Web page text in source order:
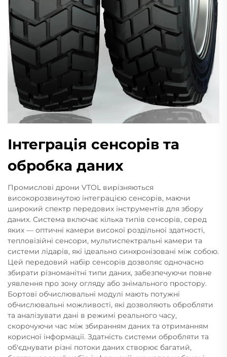
Інтеграція сенсорів та
обробка даних
Промислові дрони VTOL вирізняються
високорозвинутою інтеграцією сенсорів, маючи
широкий спектр передових інструментів для збору
даних. Система включає кілька типів сенсорів, серед
яких — оптичні камери високої роздільної здатності,
тепловізійні сенсори, мультиспектральні камери та
системи лідарів, які ідеально синхронізовані між собою.
Цей передовий набір сенсорів дозволяє одночасно
збирати різноманітні типи даних, забезпечуючи повне
уявлення про зону огляду або знімального простору.
Бортові обчислювальні модулі мають потужні
обчислювальні можливості, які дозволяють обробляти
та аналізувати дані в режимі реального часу,
скорочуючи час між збиранням даних та отриманням
корисної інформації. Здатність системи обробляти та
об'єднувати різні потоки даних створює багатий,